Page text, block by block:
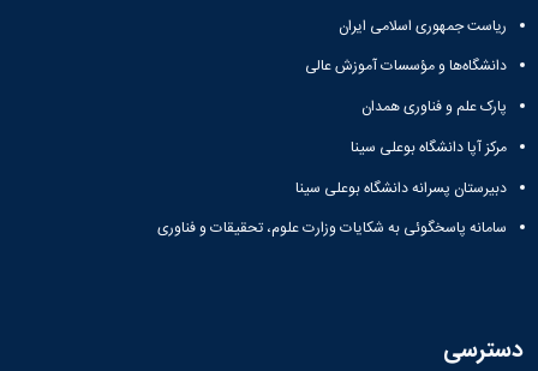
ریاست جمهوری اسلامی ایران
دانشگاه‌ها و مؤسسات آموزش عالی
پارک علم و فناوری همدان
مرکز آپا دانشگاه بوعلی سینا
دبیرستان پسرانه دانشگاه بوعلی سینا
سامانه پاسخگوئی به شکایات وزارت علوم، تحقیقات و فناوری
دسترسی